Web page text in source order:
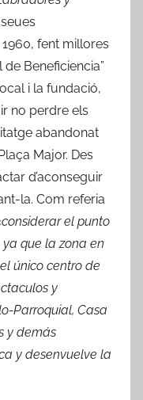
fent millores
Beneficiencia”
i la fundació,
no perdre els
abandonat
Major. Des
d’aconseguir
la. Com referia
considerar el punto
que la zona en
único centro de
y
Parroquial, Casa
y demás
y desenvuelve la